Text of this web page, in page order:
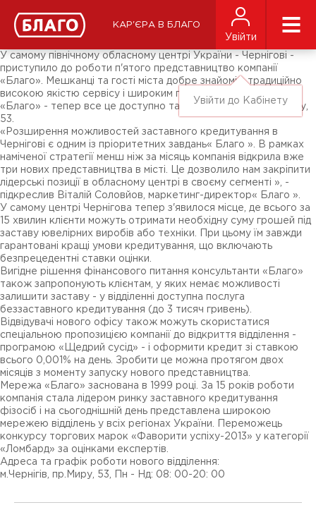
КАР'ЄРА В БЛАГО
Увійти
Увійти до Кабінету
ЗМІ про нас
Підписники соц-мереж
Ярмарки
У самому північному обласному центрі України - Чернігові -
приступило до роботи п'ятого представництво компанії
«Благо». Мешканці та гості міста добре знайомі з традиційно
високою якістю сервісу і широким переліком послуг ТМ
«Благо» - тепер все це доступно також за адресою: пр.Миру,
53.
«Розширення можливостей заставного кредитування в
Чернігові є одним із пріоритетних завдань« Благо ». В рамках
наміченої стратегії менш ніж за місяць компанія відкрила вже
три нових представництва в місті. Це дозволило нам закріпити
лідерські позиції в обласному центрі в своєму сегменті », -
підкреслив Віталій Соловйов, маркетинг-директор« Благо ».
У самому центрі Чернігова тепер з'явилося місце, де всього за
15 хвилин клієнти можуть отримати необхідну суму грошей під
заставу ювелірних виробів або техніки. При цьому їм завжди
гарантовані кращі умови кредитування, що включають
безпрецедентні ставки оцінки.
Вигідне рішення фінансового питання консультанти «Благо»
також запропонують клієнтам, у яких немає можливості
залишити заставу - у відділенні доступна послуга
беззаставного кредитування (до 3 тисяч гривень).
Відвідувачі нового офісу також можуть скористатися
спеціальною пропозицією компанії до відкриття відділення -
програмою «Щедрий сусід» - і оформити кредит зі ставкою
всього 0,001% на день. Зробити це можна протягом двох
місяців з моменту запуску нового представництва.
Мережа «Благо» заснована в 1999 році. За 15 років роботи
компанія стала лідером ринку заставного кредитування
фізосіб і на сьогоднішній день представлена широкою
мережею відділень у всіх регіонах України. Переможець
конкурсу торгових марок «Фаворити успіху-2013» у категорії
«Ломбард» за оцінками експертів.
Адреса та графік роботи нового відділення:
м.Чернігів, пр.Миру, 53, Пн - Нд: 08: 00-20: 00